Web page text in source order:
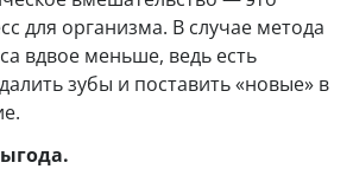
для организма. В случае метода
вдвое меньше, ведь есть
зубы и поставить «новые» в